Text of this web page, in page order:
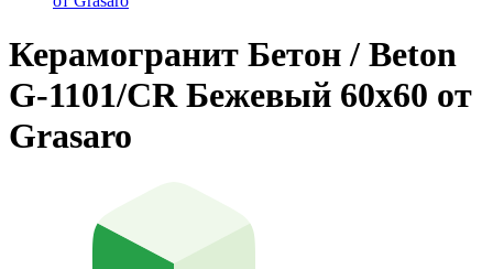
Керамогранит Бетон / Beton
G-1101/СR Бежевый 60х60 от
Grasaro